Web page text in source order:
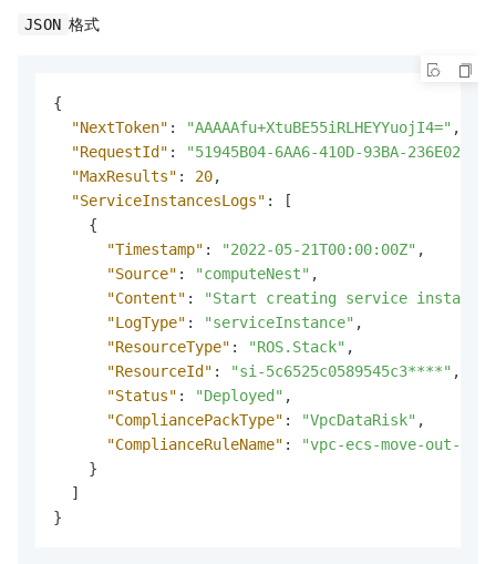
JSON 格式
{
"NextToken" : "AAAAAfu+XtuBE55iRLHEYYuojI4=" ,
"RequestId" :
"51945B04-6AA6-410D-93BA-
"MaxResults" : 20,
"ServiceInstancesLogs" :
[
{
"Timestamp" : "2022-05-21T00:00:00Z" ,
"Source" : "computeNest" ,
"Content" :
"Start creating service instance"
"LogType" : "serviceInstance" ,
"ResourceType" : "ROS.Stack" ,
"ResourceId" : "si-5c6525c0589545c3****" ,
"Status" : "Deployed" ,
"CompliancePackType" : "VpcDataRisk" ,
"ComplianceRuleName" :
"vpc-ecs-move-out-vpc"
}
]
}